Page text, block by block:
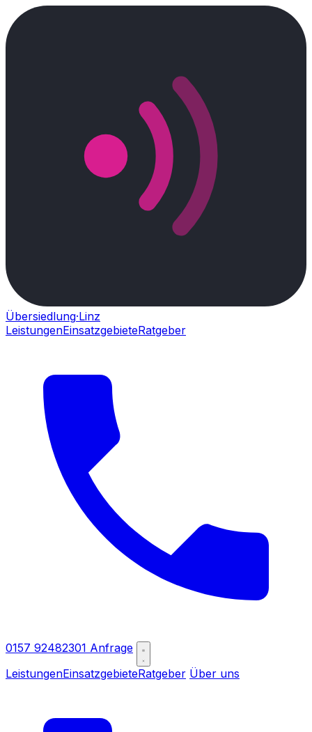
Übersiedlung·Linz
LeistungenEinsatzgebieteRatgeber
0157 92482301 Anfrage
LeistungenEinsatzgebieteRatgeber Über uns